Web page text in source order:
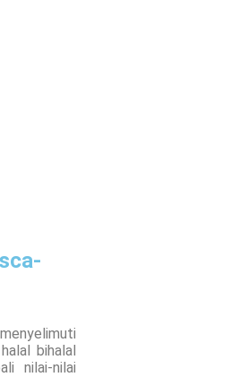
bihalal
nilai-nilai